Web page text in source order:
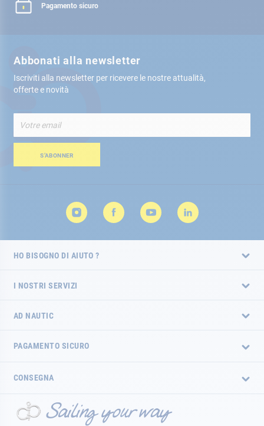
Pagamento sicuro
Abbonati alla newsletter
Iscriviti alla newsletter per ricevere le nostre attualità,
offerte e novità
alla
nostra
Newsletter:S’ABONNER
HO BISOGNO DI AIUTO ?
I NOSTRI SERVIZI
AD NAUTIC
PAGAMENTO SICURO
CONSEGNA